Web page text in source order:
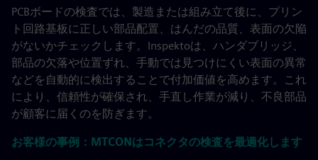
PCBボードの検査では、製造または組み立て後に、プリン
ト回路基板に正しい部品配置、はんだの品質、表面の欠陥
がないかチェックします。Inspektoは、ハンダブリッジ、
部品の欠落や位置ずれ、手動では見つけにくい表面の異常
などを自動的に検出することで付加価値を高めます。これ
により、信頼性が確保され、手直し作業が減り、不良部品
が顧客に届くのを防ぎます。
お客様の事例：MTCONはコネクタの検査を最適化します